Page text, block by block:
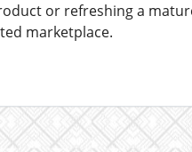
or refreshing a
marketplace.